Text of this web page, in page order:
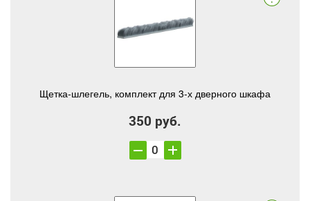
Щетка-шлегель, комплект для 3-х дверного шкафа
350 руб.